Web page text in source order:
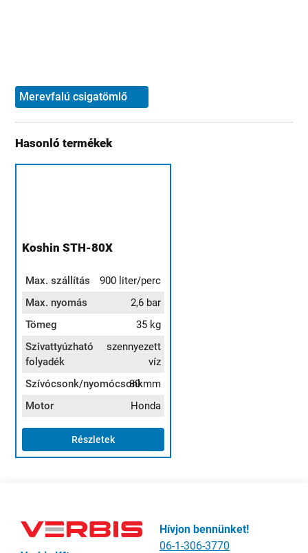
Merevfalú csigatömlő
Hasonló termékek
Koshin STH-80X
Max. szállítás
900 liter/perc
Max. nyomás
2,6 bar
Tömeg
35 kg
Szivattyúzható
folyadék
szennyezett
víz
Szívócsonk/nyomócsonk80 mm
Motor
Honda
Részletek
Hívjon bennünket!
06-1-306-3770